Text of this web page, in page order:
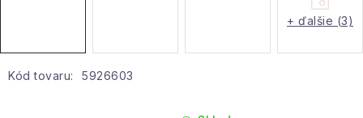
Veľkoobchodná spolupráca
Kód tovaru: 5926603
+ ďalšie (3)